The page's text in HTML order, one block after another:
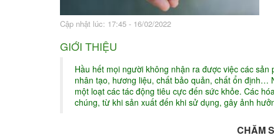
Cập nhật lúc: 17:45 - 16/02/2022
GIỚI THIỆU
Hầu hết mọi người không nhận ra được việc các
nhân tạo, hương liệu, chất bảo quản, chất ổn định…
một loạt các tác động tiêu cực đến sức khỏe. Các
chúng, từ khi sản xuất đến khi sử dụng, gây ảnh
CHĂM